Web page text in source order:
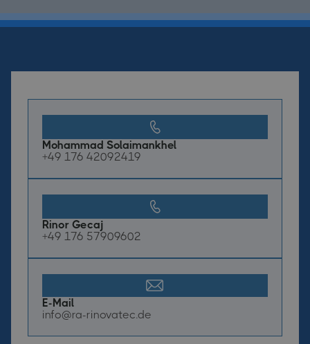
Mohammad Solaimankhel
+49 176 42092419
Rinor Gecaj
+49 176 57909602
E-Mail
info@ra-rinovatec.de